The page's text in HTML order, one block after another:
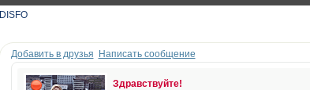
DISFO
Добавить в друзья Написать сообщение
Здравствуйте!